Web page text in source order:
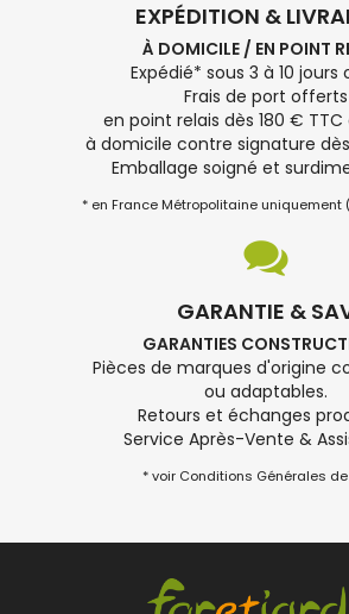
EXPÉDITION &
À DOMICILE / EN POINT
Expédié* sous 3 à 10 jours
Frais de port offerts
en point relais dès 180 €
à domicile contre signature
Emballage soigné et
* en France Métropolitaine uniquement
GARANTIE &
GARANTIES
Pièces de marques d'origine
ou adaptables.
Retours et échanges
Service Après-Vente &
* voir Conditions Générales